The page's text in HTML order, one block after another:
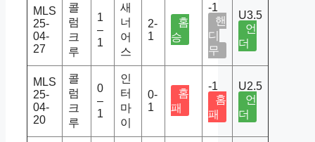
MLS
25-
04-
27
콜
럼
크
루
1
–
1
새
너
어
스
2-
1
홈
승
-1
핸
디
무
U3.5
언
더
MLS
25-
04-
20
콜
럼
크
루
0
–
1
인
터
마
이
0-
1
홈
패
-1
홈
패
U2.5
언
더